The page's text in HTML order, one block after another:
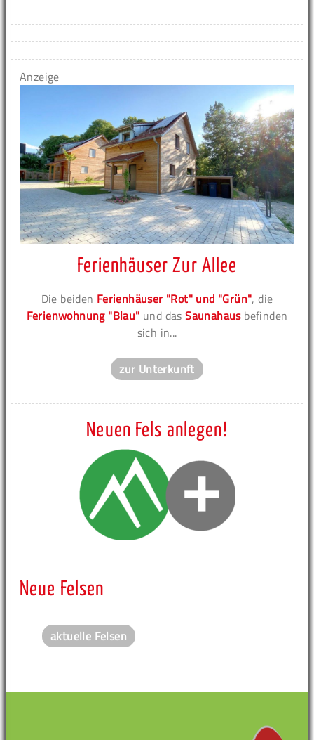
Anzeige
Ferienhäuser Zur Allee
Die beiden Ferienhäuser "Rot" und "Grün", die
Ferienwohnung "Blau" und dasSaunahausbefinden
sich in...
zur Unterkunft
Neuen Fels anlegen!
Neue Felsen
aktuelle Felsen